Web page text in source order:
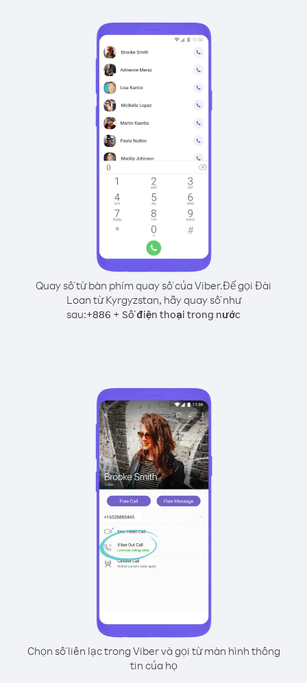
Quay số từ bàn phím quay số của Viber.Để gọi Đài
Loan từ Kyrgyzstan, hãy quay số như
sau:+886 + Số điện thoại trong nước
Chọn số liên lạc trong Viber và gọi từ màn hình thông
tin của họ